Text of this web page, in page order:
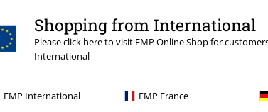
Shopping from International
Please click here to visit EMP Online Shop for
International
EMP International EMP France